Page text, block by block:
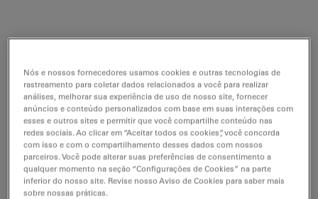
megapixelscaptura rapidamente imagens para
microscopia de alta resolução em aplicações de
ciências biológicas, clínicas e industriais.
A pré-visualização intuitiva porvarredura progressiva
em resolução SXGA fornece até18 quadros por
segundo(qps) e permite que a amostra seja ajustada e
focalizada diretamente na tela do computador.
Nós e nossos fornecedores usamos cookies e outras tecnologias de
rastreamento para coletar dados relacionados a você para realizar
análises, melhorar sua experiência de uso de nosso site, fornecer
anúncios e conteúdo personalizados com base em suas interações com
esses e outros sites e permitir que você compartilhe conteúdo nas
redes sociais. Ao clicar em “Aceitar todos os cookies”, você concorda
com isso e com o compartilhamento desses dados com nossos
parceiros. Você pode alterar suas preferências de consentimento a
qualquer momento na seção “Configurações de Cookies” na parte
inferior do nosso site. Revise nosso Aviso de Cookies para saber mais
sobre nossas práticas.